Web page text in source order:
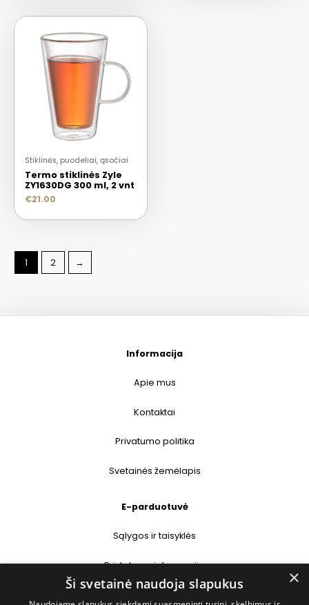
Stiklinės, puodeliai, ąsočiai
Termo stiklinės Zyle
ZY1630DG 300 ml, 2 vnt
€21.00
1 2 →
Informacija
Apie mus
Kontaktai
Privatumo politika
Svetainės žemėlapis
E-parduotuvė
Sąlygos ir taisyklės
Pristatymo informacija
Prekių grąžinimas
×
Ši svetainė naudoja slapukus